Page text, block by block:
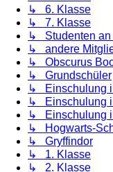
↳ 6. Klasse
↳ 7. Klasse
↳ Studenten an
↳ andere
↳ Obscurus
↳ Grundschüler
↳ Einschulung
↳ Einschulung
↳ Einschulung
↳ Hogwarts-
↳ Gryffindor
↳ 1. Klasse
↳ 2. Klasse